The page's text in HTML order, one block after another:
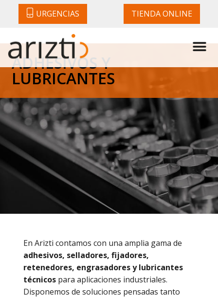
URGENCIAS TIENDA ONLINE
ADHESIVOS Y
LUBRICANTES
En Arizti contamos con una amplia gama de
adhesivos, selladores, fijadores,
retenedores, engrasadores y lubricantes
técnicos para aplicaciones industriales.
Disponemos de soluciones pensadas tanto